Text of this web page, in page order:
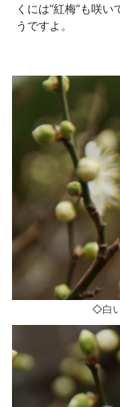
くには”紅梅”も咲
うですよ。
◇白